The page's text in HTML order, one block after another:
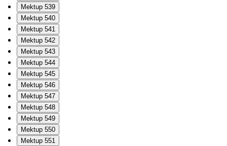
Mektup 539
Mektup 540
Mektup 541
Mektup 542
Mektup 543
Mektup 544
Mektup 545
Mektup 546
Mektup 547
Mektup 548
Mektup 549
Mektup 550
Mektup 551